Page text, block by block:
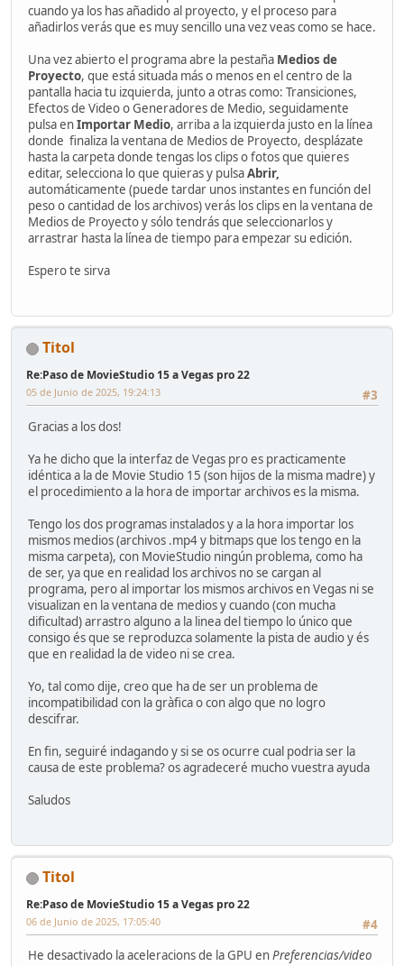
cuando ya los has añadido al proyecto, y el proceso para
añadirlos verás que es muy sencillo una vez veas como se hace.
Una vez abierto el programa abre la pestaña Medios de
Proyecto, que está situada más o menos en el centro de la
pantalla hacia tu izquierda, junto a otras como: Transiciones,
Efectos de Video o Generadores de Medio, seguidamente
pulsa enImportar Medio, arriba a la izquierda justo en la línea
donde finaliza la ventana de Medios de Proyecto, desplázate
hasta la carpeta donde tengas los clips o fotos que quieres
editar, selecciona lo que quieras y pulsaAbrir,
automáticamente (puede tardar unos instantes en función del
peso o cantidad de los archivos) verás los clips en la ventana de
Medios de Proyecto y sólo tendrás que seleccionarlos y
arrastrar hasta la línea de tiempo para empezar su edición.
Espero te sirva
Titol
Re:Paso de MovieStudio 15 a Vegas pro 22
#3
05 de Junio de 2025, 19:24:13
Gracias a los dos!
Ya he dicho que la interfaz de Vegas pro es practicamente
idéntica a la de Movie Studio 15 (son hijos de la misma madre) y
el procedimiento a la hora de importar archivos es la misma.
Tengo los dos programas instalados y a la hora importar los
mismos medios (archivos .mp4 y bitmaps que los tengo en la
misma carpeta), con MovieStudio ningún problema, como ha
de ser, ya que en realidad los archivos no se cargan al
programa, pero al importar los mismos archivos en Vegas ni se
visualizan en la ventana de medios y cuando (con mucha
dificultad) arrastro alguno a la linea del tiempo lo único que
consigo és que se reproduzca solamente la pista de audio y és
que en realidad la de video ni se crea.
Yo, tal como dije, creo que ha de ser un problema de
incompatibilidad con la gràfica o con algo que no logro
descifrar.
En fin, seguiré indagando y si se os ocurre cual podria ser la
causa de este problema? os agradeceré mucho vuestra ayuda
Saludos
Titol
Re:Paso de MovieStudio 15 a Vegas pro 22
#4
06 de Junio de 2025, 17:05:40
He desactivado la aceleracions de la GPU enPreferencias/video